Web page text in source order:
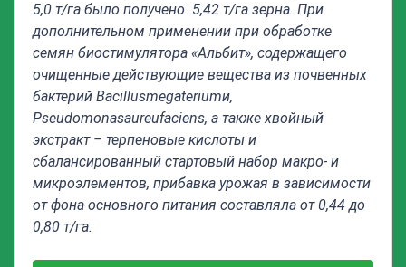
5,0 т/га было получено 5,42 т/га зерна. При
дополнительном применении при обработке
семян биостимулятора «Альбит», содержащего
очищенные действующие вещества из почвенных
бактерий Bacillusmegateriumи,
Pseudomonasaureufaciens, а также хвойный
экстракт – терпеновые кислоты и
сбалансированный стартовый набор макро- и
микроэлементов, прибавка урожая в зависимости
от фона основного питания составляла от 0,44 до
0,80 т/га.